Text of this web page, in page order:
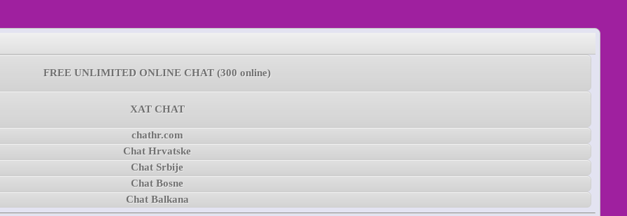
FREE UNLIMITED ONLINE CHAT (300 online)
XAT CHAT
chathr.com
Chat Hrvatske
Chat Srbije
Chat Bosne
Chat Balkana